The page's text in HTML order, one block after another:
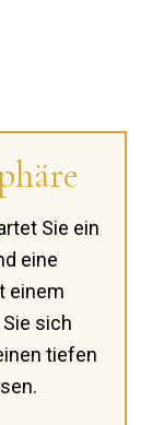
Sie ein
eine
einem
sich
tiefen